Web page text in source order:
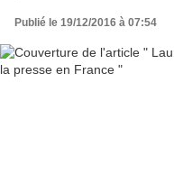
Publié le 19/12/2016 à 07:54